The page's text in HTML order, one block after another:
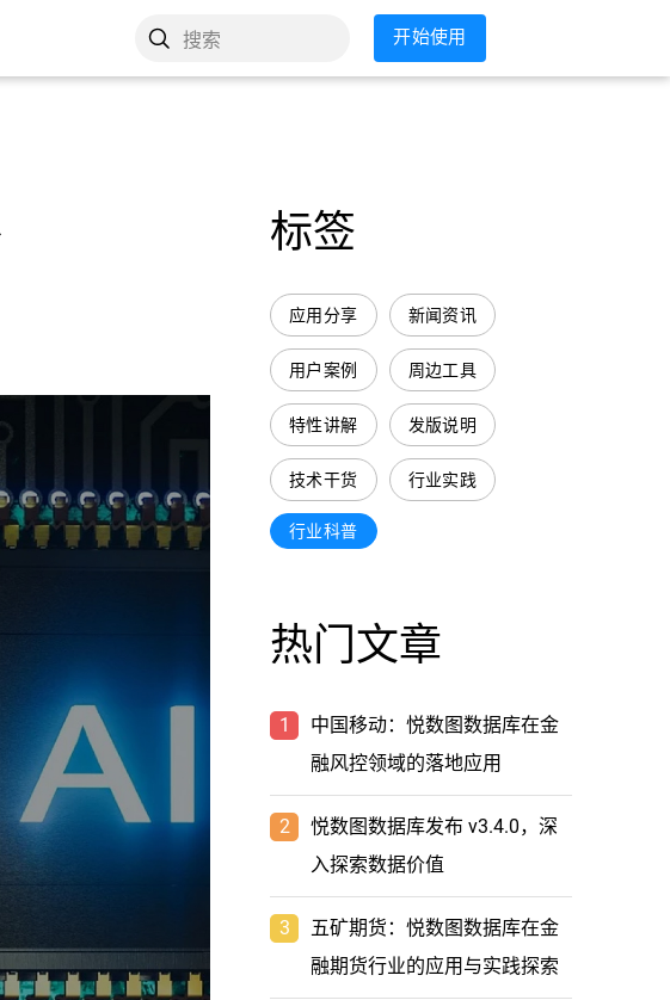
搜索 开始使用
标签
应用分享 新闻资讯
用户案例 周边工具
特性讲解 发版说明
技术干货 行业实践
行业科普
热门文章
1
中国移动：悦数图数据库在金
融风控领域的落地应用
2
悦数图数据库发布 v3.4.0，深
入探索数据价值
3
五矿期货：悦数图数据库在金
融期货行业的应用与实践探索